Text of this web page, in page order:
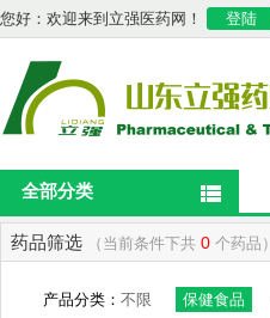
您好：欢迎来到立强医药网！ 登陆
全部分类
药品筛选 （当前条件下共 0 个药品）
产品分类： 不限 保健食品